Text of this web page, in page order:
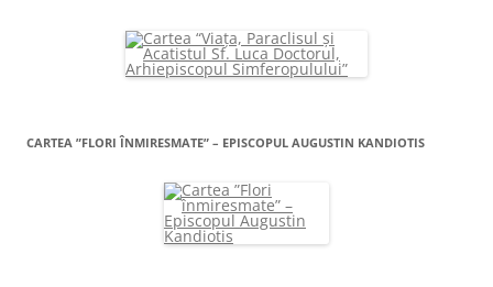
CARTEA ”FLORI ÎNMIRESMATE” – EPISCOPUL AUGUSTIN KANDIOTIS